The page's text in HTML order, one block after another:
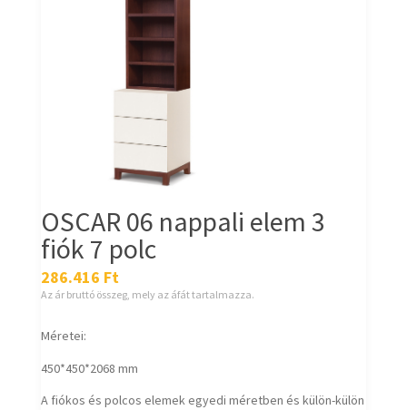
OSCAR 06 nappali elem 3
fiók 7 polc
286.416 Ft
Az ár bruttó összeg, mely az áfát tartalmazza.
Méretei:
450*450*2068 mm
A fiókos és polcos elemek egyedi méretben és külön-külön